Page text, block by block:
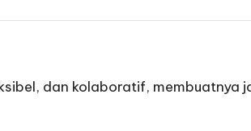
dan kolaboratif, membuatnya